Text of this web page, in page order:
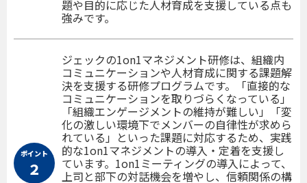
題や目的に応じた人材育成を支援している点も
強みです。
ポイント
２
ジェックの1on1マネジメント研修は、組織内
コミュニケーションや人材育成に関する課題解
決を支援する研修プログラムです。「直接的な
コミュニケーションを取りづらくなっている」
「組織エンゲージメントの維持が難しい」「変
化の激しい環境下でメンバーの自律性が求めら
れている」といった課題に対応するため、実践
的な1on1マネジメントの導入・定着を支援し
ています。1on1ミーティングの導入によって、
上司と部下の対話機会を増やし、信頼関係の構